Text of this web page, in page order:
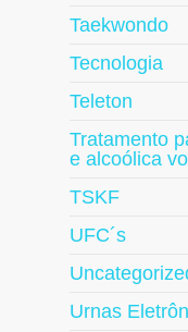
Taekwondo
Tecnologia
Teleton
Tratamento
e alcoólica
TSKF
UFC´s
Urnas